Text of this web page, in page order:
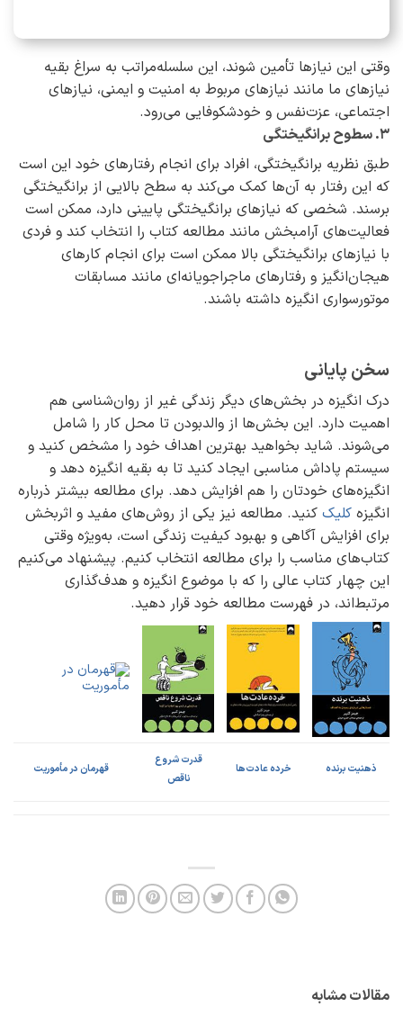
وقتی این نیازها تأمین شوند، این سلسله‌مراتب به سراغ بقیه‌
نیازهای ما مانند نیازهای مربوط به امنیت و ایمنی، نیازهای
اجتماعی، عزت‌نفس و خودشکوفایی می‌رود.
۳. سطوح برانگیختگی
طبق نظریه‌ برانگیختگی، افراد برای انجام رفتارهای خود این است
که این رفتار به آن‌ها کمک می‌کند به سطح بالایی از برانگیختگی
برسند. شخصی که نیازهای برانگیختگی پایینی دارد، ممکن است
فعالیت‌های آرامبخش مانند مطالعه‌ کتاب را انتخاب کند و فردی
با نیازهای برانگیختگی بالا ممکن است برای انجام کارهای
هیجان‌انگیز و رفتارهای ماجراجویانه‌ای مانند مسابقات
موتورسواری انگیزه داشته ‌باشند.
سخن پایانی
درک انگیزه در بخش‌های دیگر زندگی غیر از روان‌شناسی هم
اهمیت دارد. این بخش‌ها از والدبودن تا محل کار را شامل
می‌شوند. شاید بخواهید بهترین اهداف خود را مشخص کنید و
سیستم پاداش مناسبی ایجاد کنید تا به بقیه انگیزه دهد و
انگیزه‌های خودتان را هم افزایش دهد. برای مطالعه بیشتر ذرباره
انگیزه کلیک کنید. مطالعه نیز یکی از روش‌های مفید و اثربخش
برای افزایش آگاهی و بهبود کیفیت زندگی است، به‌ویژه وقتی
کتاب‌های مناسب را برای مطالعه انتخاب کنیم. پیشنهاد می‌کنیم
این چهار کتاب عالی را که با موضوع انگیزه و هدف‌گذاری
مرتبط‌اند، در فهرست مطالعه‌ خود قرار دهید.
ذهنیت برنده خرده عادت‌ها
قدرت شروع
ناقص
قهرمان در مأموریت
مقالات مشابه